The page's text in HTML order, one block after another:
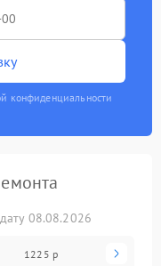
конфиденциальности
08.08.2026
1225 р